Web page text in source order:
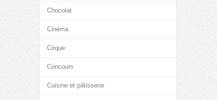
Chocolat
Cinéma
Cirque
Concours
Cuisine et pâtisserie